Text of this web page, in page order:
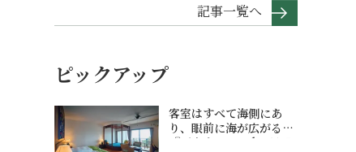
記事一覧へ
ピックアップ
客室はすべて海側にあ
り、眼前に海が広がる
『西表島ホテル by 星野